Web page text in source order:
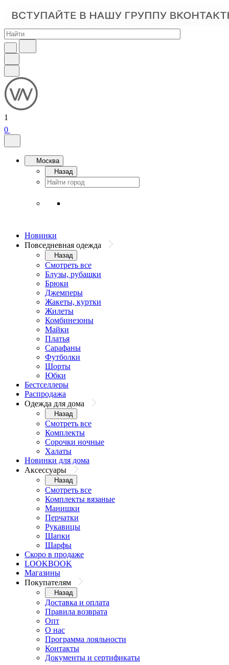
1
0
Москва
Назад
Новинки
Повседневная одежда
Назад
Смотреть все
Блузы, рубашки
Брюки
Джемперы
Жакеты, куртки
Жилеты
Комбинезоны
Майки
Платья
Сарафаны
Футболки
Шорты
Юбки
Бестселлеры
Распродажа
Одежда для дома
Назад
Смотреть все
Комплекты
Сорочки ночные
Халаты
Новинки для дома
Аксессуары
Назад
Смотреть все
Комплекты вязаные
Манишки
Перчатки
Рукавицы
Шапки
Шарфы
Скоро в продаже
LOOKBOOK
Магазины
Покупателям
Назад
Доставка и оплата
Правила возврата
Опт
О нас
Программа лояльности
Контакты
Документы и сертификаты